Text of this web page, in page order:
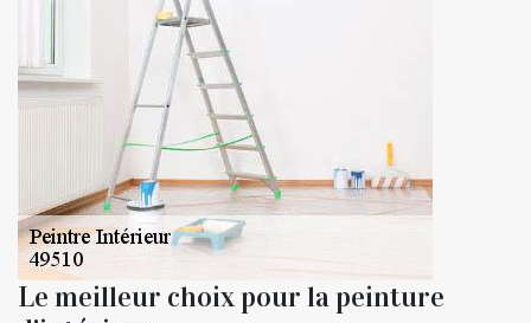
Le meilleur choix pour la peinture